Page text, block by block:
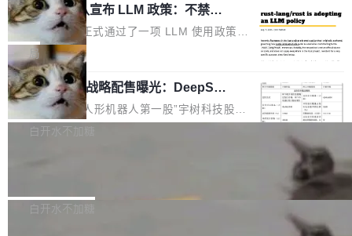
配、功耗与稳定性调优、兼容性测评及统一互联
等内容展开系统讲解和实战交流，帮助企业进一
步了解开源鸿蒙在智能...
Hub 员工 kdaigle 在 HN 讨论中贴出了一组数
据：2025 年全年 10 亿次 commit。现在，每周
2.75 亿次，全年预计 140 亿次。GitHub...
ontinual Harness。在 ARC-AGI 3 基准测试
上，Prime Agent + Opus 5 的组合达到了 95.
5% RHAE Best@1，超过了 ARC 报告的人类专
家基线 95.4%。 不是又一个 coding agent 包装
器 Prime Agent 的架构和市面上大多数 coding
agent 有本质区别。大多数 agent harness 的设
计是基于早期模型的能力—...
Rust 项目团队宣布 LLM 政策：不禁
止，但你要承认哪些代码不是你写的
Rust 语言项目正式通过了一项 LLM 使用政策，
覆盖 rust-lang/rust 单一仓库的代码贡献。这不
是项目级别的官方立场，目前由五个团队采纳，
但它可能是主流开源项目中关于 AI 辅助贡献最
细致的一份规则。 政策的核心只有一句话：LLM
可以用来分析、提炼、审阅、建议，但不能用来
不得生成涉及安全性的关键变更，除非作者本身
局
宇树科技 IPO 战略配售曝光：DeepSe
ek 获配 93.3 万股，锁定 36 个月
8月6日晚间，“人形机器人第一股”宇树科技股份
有限公司披露IPO发行价格及战略配售结果，杭
36个月。 公告显示，本次宇树科技战略配售对
白开水不加糖
Bug fixes and enhancements 修复多次传递同
白开水不加糖